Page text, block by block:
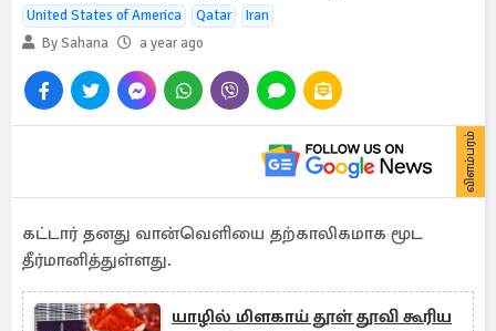
United States of America Qatar
Iran
By Sahana
a year ago
விளம்பரம்
கட்டார் தனது வான்வெளியை தற்காலிகமாக மூட
தீர்மானித்துள்ளது.
யாழில் மிளகாய் தூள் தூவி கூரிய